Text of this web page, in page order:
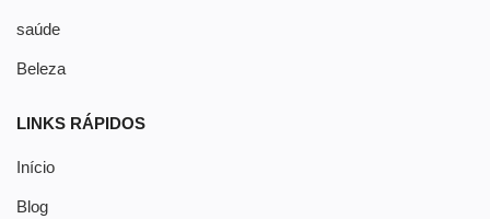
saúde
Beleza
LINKS RÁPIDOS
Início
Blog